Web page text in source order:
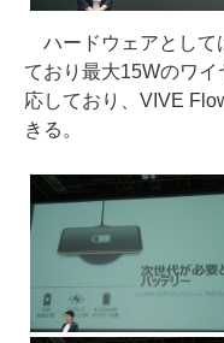
ハードウェアとして
ており最大15Wのワ
応しており、VIVE
きる。